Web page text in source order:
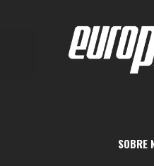
SOBRE